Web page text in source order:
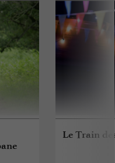
Le Train